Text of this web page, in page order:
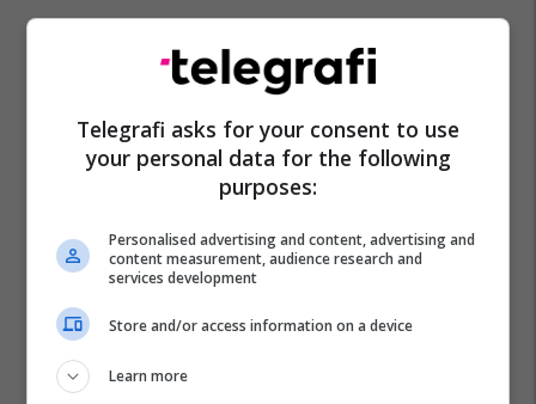
Telegrafi asks for your consent to use
your personal data for the following
purposes:
Personalised advertising and content, advertising and
content measurement, audience research and
services development
Store and/or access information on a device
Learn more